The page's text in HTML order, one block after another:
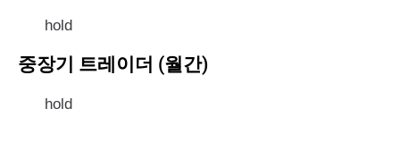
hold
중장기 트레이더 (월간)
hold